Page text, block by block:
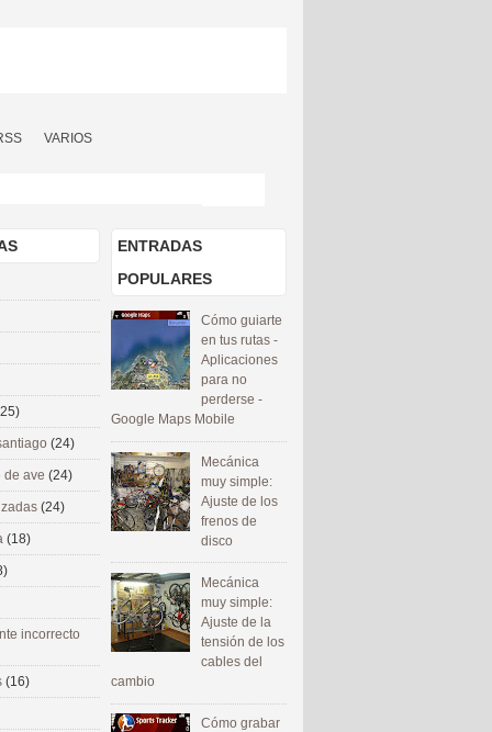
VARIOS
ENTRADAS
POPULARES
Cómo guiarte
en tus rutas -
Aplicaciones
para no
perderse -
Google Maps Mobile
Mecánica
muy simple:
Ajuste de los
frenos de
disco
Mecánica
muy simple:
Ajuste de la
tensión de los
cables del
cambio
Cómo grabar
(24)
de ave (24)
(24)
(18)
incorrecto
(16)